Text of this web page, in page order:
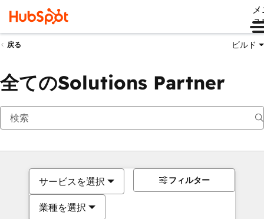
ュ
戻る ビルド
全てのSolutions Partner
サービスを選択
業種を選択
フィルター